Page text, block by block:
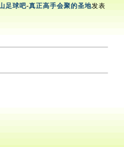
足球吧-真正高手会聚的圣地发表